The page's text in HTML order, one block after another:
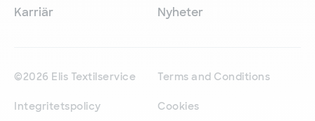
Karriär
Nyheter
©2026 Elis Textilservice Terms and Conditions
Integritetspolicy Cookies